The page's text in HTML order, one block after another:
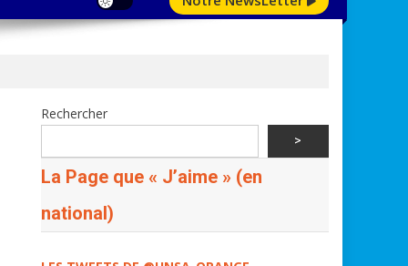
Rechercher
>
La Page que « J’aime » (en
national)